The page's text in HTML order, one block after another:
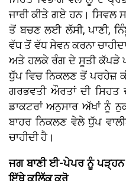
ਜਾਰੀ ਕੀਤੇ ਗਏ ਹਨ। ਸਿਵਲ
ਤੋਂ ਬਚਣ ਲਈ ਲੱਸੀ, ਪਾਣੀ,
ਵੱਧ ਤੋਂ ਵੱਧ ਸੇਵਨ ਕਰਨਾ
ਅਤੇ ਹਲਕੇ ਰੰਗ ਦੇ ਸੂਤੀ ਕੱਪੜੇ
ਧੁੱਪ ਵਿਚ ਨਿਕਲਣ ਤੋਂ ਪਰਹੇਜ਼
ਗਰਭਵਤੀ ਔਰਤਾਂ ਦੀ
ਡਾਕਟਰਾਂ ਅਨੁਸਾਰ ਅੱਖਾਂ ਨੂੰ
ਬਾਹਰ ਨਿਕਲਣ ਵੇਲੇ ਧੁੱਪ
ਚਾਹੀਦੀ ਹੈ।
ਜਗ ਬਾਣੀ ਈ-ਪੇਪਰ ਨੂੰ
ਇੱਥੇ ਕਲਿੱਕ ਕਰੋ